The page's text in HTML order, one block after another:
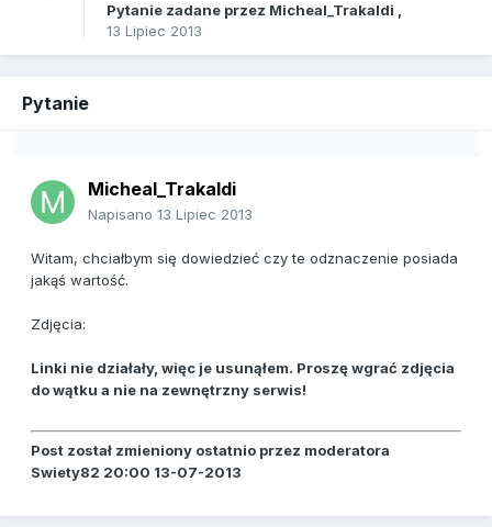
Pytanie zadane przez Micheal_Trakaldi
13 Lipiec 2013
Pytanie
Micheal_Trakaldi
Napisano 13 Lipiec 2013
Witam, chciałbym się dowiedzieć czy te odznaczenie posiada
jakąś wartość.
Zdjęcia:
Linki nie działały, więc je usunąłem. Proszę wgrać zdjęcia
do wątku a nie na zewnętrzny serwis!
Post został zmieniony ostatnio przez moderatora
Swiety82 20:00 13-07-2013